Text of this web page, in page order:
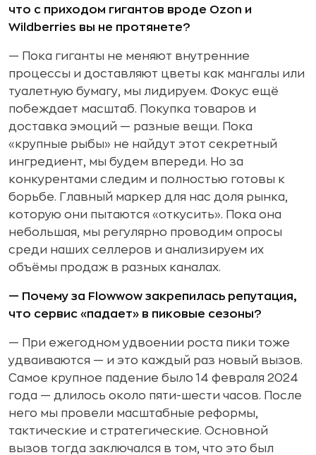
что с приходом гигантов вроде Ozon и
Wildberries вы не протянете?
— Пока гиганты не меняют внутренние
процессы и доставляют цветы как мангалы или
туалетную бумагу, мы лидируем. Фокус ещё
побеждает масштаб. Покупка товаров и
доставка эмоций — разные вещи. Пока
«крупные рыбы» не найдут этот секретный
ингредиент, мы будем впереди. Но за
конкурентами следим и полностью готовы к
борьбе. Главный маркер для нас доля рынка,
которую они пытаются «откусить». Пока она
небольшая, мы регулярно проводим опросы
среди наших селлеров и анализируем их
объёмы продаж в разных каналах.
— Почему за Flowwow закрепилась репутация,
что сервис «падает» в пиковые сезоны?
— При ежегодном удвоении роста пики тоже
удваиваются — и это каждый раз новый вызов.
Самое крупное падение было 14 февраля 2024
года — длилось около пяти-шести часов. После
него мы провели масштабные реформы,
тактические и стратегические. Основной
вызов тогда заключался в том, что это был